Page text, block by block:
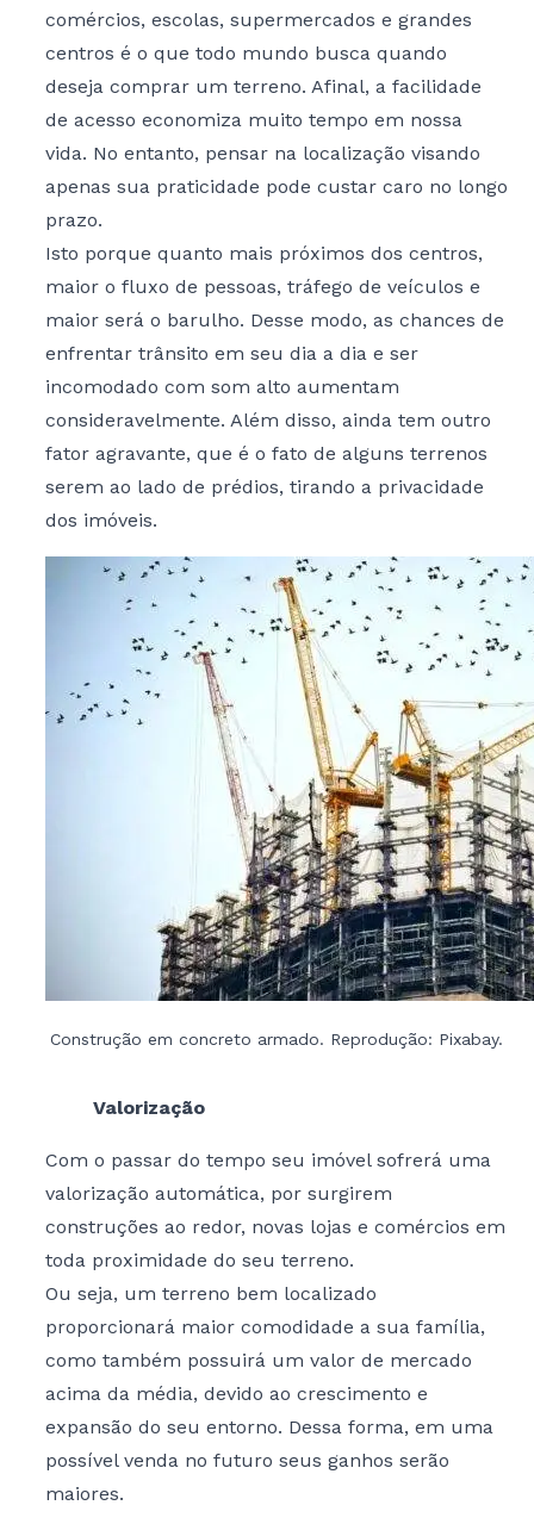
comércios, escolas, supermercados e grandes
centros é o que todo mundo busca quando
deseja comprar um terreno. Afinal, a facilidade
de acesso economiza muito tempo em nossa
vida. No entanto, pensar na localização visando
apenas sua praticidade pode custar caro no longo
prazo.
Isto porque quanto mais próximos dos centros,
maior o fluxo de pessoas, tráfego de veículos e
maior será o barulho. Desse modo, as chances de
enfrentar trânsito em seu dia a dia e ser
incomodado com som alto aumentam
consideravelmente. Além disso, ainda tem outro
fator agravante, que é o fato de alguns terrenos
serem ao lado de prédios, tirando a privacidade
dos imóveis.
Construção em concreto armado. Reprodução: Pixabay.
Valorização
Com o passar do tempo seu imóvel sofrerá uma
valorização automática, por surgirem
construções ao redor, novas lojas e comércios em
toda proximidade do seu terreno.
Ou seja, um terreno bem localizado
proporcionará maior comodidade a sua família,
como também possuirá um valor de mercado
acima da média, devido ao crescimento e
expansão do seu entorno. Dessa forma, em uma
possível venda no futuro seus ganhos serão
maiores.